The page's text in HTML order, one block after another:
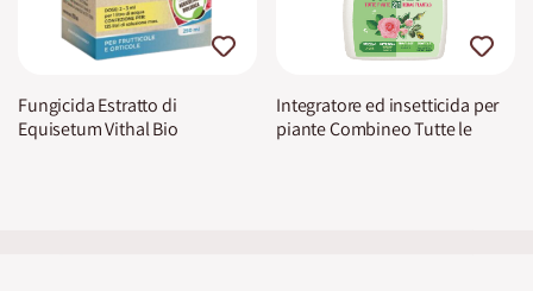
Fungicida Estratto di
Equisetum Vithal Bio
Integratore ed insetticida per
piante Combineo Tutte le